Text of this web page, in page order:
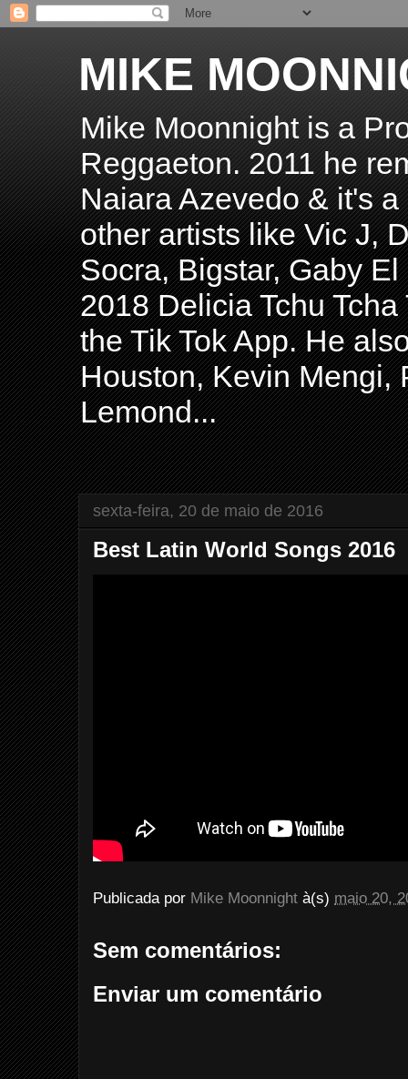
MIKE
Mike Moonnight is a
Reggaeton. 2011 he
Naiara Azevedo & it's
other artists like Vic J,
Socra, Bigstar, Gaby
2018 Delicia Tchu
the Tik Tok App. He
Houston, Kevin Mengi,
Lemond...
sexta-feira, 20 de maio de 2016
Best Latin World Songs 2016
Publicada por Mike Moonnight à(s) maio 20,
Sem comentários:
Enviar um comentário